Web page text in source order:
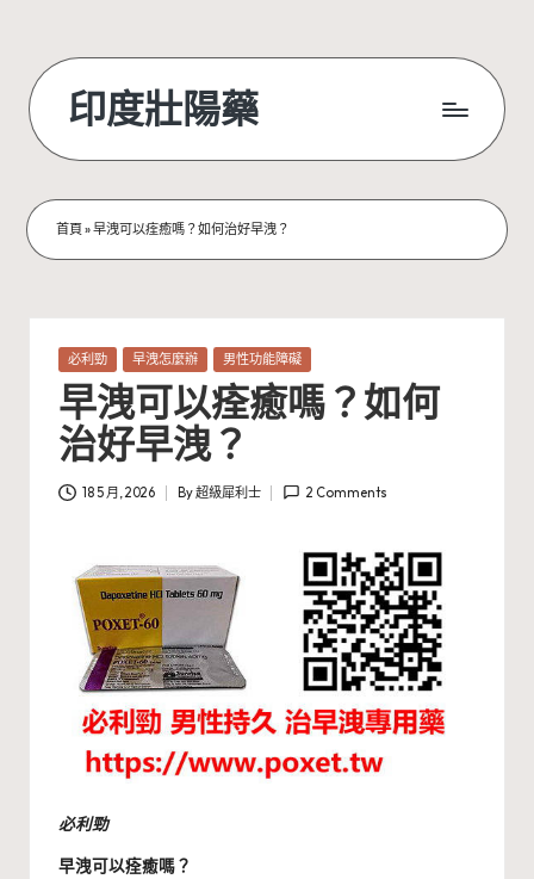
content
印度壯陽藥
首頁»早洩可以痊癒嗎？如何治好早洩？
Posted
in
必利勁 早洩怎麼辦 男性功能障礙
早洩可以痊癒嗎？如何
治好早洩？
18 5 月, 2026
Posted
By超級犀利士 2 Comments
必利勁
早洩可以痊癒嗎？